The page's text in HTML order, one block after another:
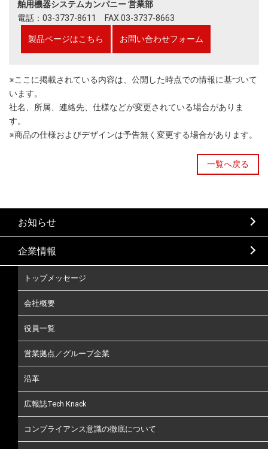
舶用機器システムカンパニー 営業部
電話：03-3737-8611 FAX.03-3737-8663
製品ページはこちら お問い合わせフォーム
※ここに掲載されている内容は、公開した時点での情報に基づいて
います。
社名、所属、連絡先、仕様などが変更されている場合がありま
す。
※商品の仕様およびデザインは予告無く変更する場合があります。
一覧へ戻る
お知らせ
企業情報
トップメッセージ
会社概要
役員一覧
営業拠点／グループ企業
沿革
広報誌Tech Knack
コンプライアンス意識の徹底について